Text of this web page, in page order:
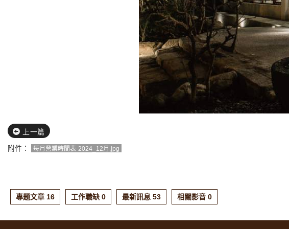
上一篇
附件：
每月營業時間表-2024_12月.jpg
專題文章 16 工作職缺 0 最新訊息 53 相關影音 0